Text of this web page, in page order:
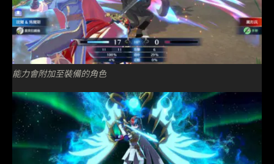
能力會附加至裝備的角色